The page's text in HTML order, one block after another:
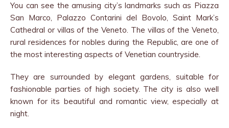
You can see the amusing city’s landmarks such as Piazza
San Marco, Palazzo Contarini del Bovolo, Saint Mark’s
Cathedral or villas of the Veneto. The villas of the Veneto,
rural residences for nobles during the Republic, are one of
the most interesting aspects of Venetian countryside.
They are surrounded by elegant gardens, suitable for
fashionable parties of high society. The city is also well
known for its beautiful and romantic view, especially at
night.